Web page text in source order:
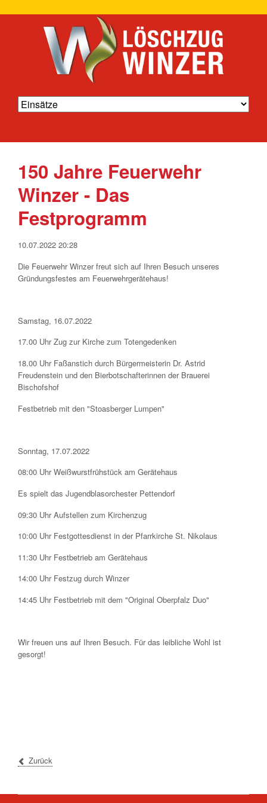
150 Jahre Feuerwehr
Winzer - Das
Festprogramm
10.07.2022 20:28
Die Feuerwehr Winzer freut sich auf Ihren Besuch unseres
Gründungsfestes am Feuerwehrgerätehaus!
Samstag, 16.07.2022
17.00 Uhr Zug zur Kirche zum Totengedenken
18.00 Uhr Faßanstich durch Bürgermeisterin Dr. Astrid
Freudenstein und den Bierbotschafterinnen der Brauerei
Bischofshof
Festbetrieb mit den "Stoasberger Lumpen"
Sonntag, 17.07.2022
08:00 Uhr Weißwurstfrühstück am Gerätehaus
Es spielt das Jugendblasorchester Pettendorf
09:30 Uhr Aufstellen zum Kirchenzug
10:00 Uhr Festgottesdienst in der Pfarrkirche St. Nikolaus
11:30 Uhr Festbetrieb am Gerätehaus
14:00 Uhr Festzug durch Winzer
14:45 Uhr Festbetrieb mit dem "Original Oberpfalz Duo"
Wir freuen uns auf Ihren Besuch. Für das leibliche Wohl ist
gesorgt!
Zurück